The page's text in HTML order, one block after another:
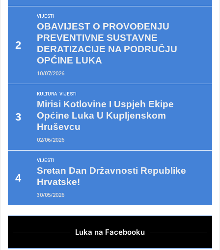
VIJESTI
OBAVIJEST O PROVOĐENJU
PREVENTIVNE SUSTAVNE
DERATIZACIJE NA PODRUČJU
OPĆINE LUKA
10/07/2026
KULTURA VIJESTI
Mirisi Kotlovine I Uspjeh Ekipe
Općine Luka U Kupljenskom
Hruševcu
02/06/2026
VIJESTI
Sretan Dan Državnosti Republike
Hrvatske!
30/05/2026
Luka na Facebooku